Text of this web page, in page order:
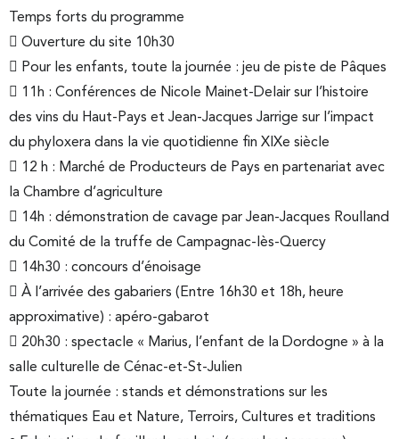
Temps forts du programme
 Ouverture du site 10h30
 Pour les enfants, toute la journée : jeu de piste de Pâques
 11h : Conférences de Nicole Mainet-Delair sur l’histoire
des vins du Haut-Pays et Jean-Jacques Jarrige sur l’impact
du phyloxera dans la vie quotidienne fin XIXe siècle
 12 h : Marché de Producteurs de Pays en partenariat avec
la Chambre d’agriculture
 14h : démonstration de cavage par Jean-Jacques Roulland
du Comité de la truffe de Campagnac-lès-Quercy
 14h30 : concours d’énoisage
 À l’arrivée des gabariers (Entre 16h30 et 18h, heure
approximative) : apéro-gabarot
 20h30 : spectacle « Marius, l’enfant de la Dordogne » à la
salle culturelle de Cénac-et-St-Julien
Toute la journée : stands et démonstrations sur les
thématiques Eau et Nature, Terroirs, Cultures et traditions